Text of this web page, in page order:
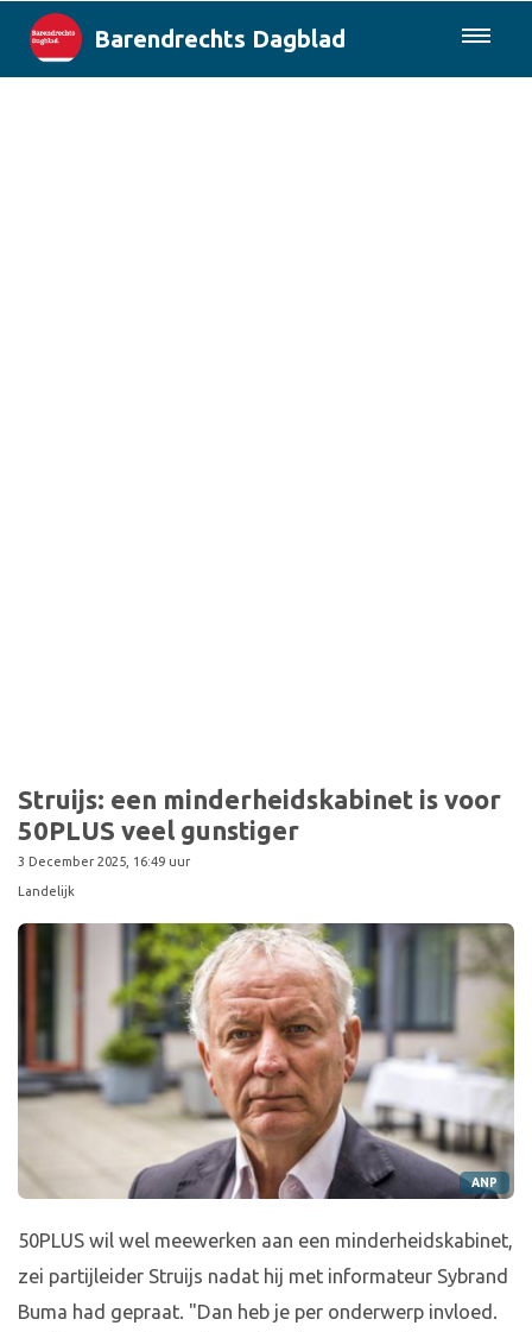
Barendrechts Dagblad
Struijs: een minderheidskabinet is voor
50PLUS veel gunstiger
3 December 2025, 16:49 uur
Landelijk
ANP
50PLUS wil wel meewerken aan een minderheidskabinet,
zei partijleider Struijs nadat hij met informateur Sybrand
Buma had gepraat. "Dan heb je per onderwerp invloed.